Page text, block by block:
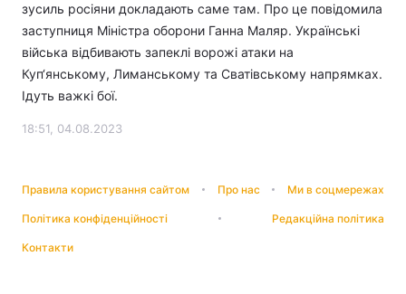
зусиль росіяни докладають саме там. Про це повідомила
заступниця Міністра оборони Ганна Маляр. Українські
війська відбивають запеклі ворожі атаки на
Куп‘янському, Лиманському та Сватівському напрямках.
Ідуть важкі бої.
18:51, 04.08.2023
Правила користування сайтом Про нас Ми в соцмережах
Політика конфіденційності Редакційна політика
Контакти